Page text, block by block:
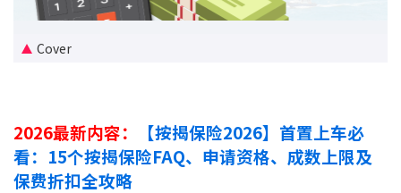
中原按揭标签优惠
推荐齐齐友赏
按揭计算
转按计算
Cover
2026最新内容：
【按揭保险2026】首置上车必
看：15个按揭保险FAQ、申请资格、成数上限及
保费折扣全攻略